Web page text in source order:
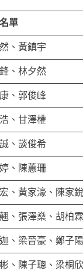
單
、黃鎮宇
、林夕然
、郭俊峰
、甘澤權
、談俊希
、陳蕙珊
、黃家濠、陳家銳
、張澤燊、胡柏霖
、梁晉豪、鄭子陽
、陳子聰、梁桐欣